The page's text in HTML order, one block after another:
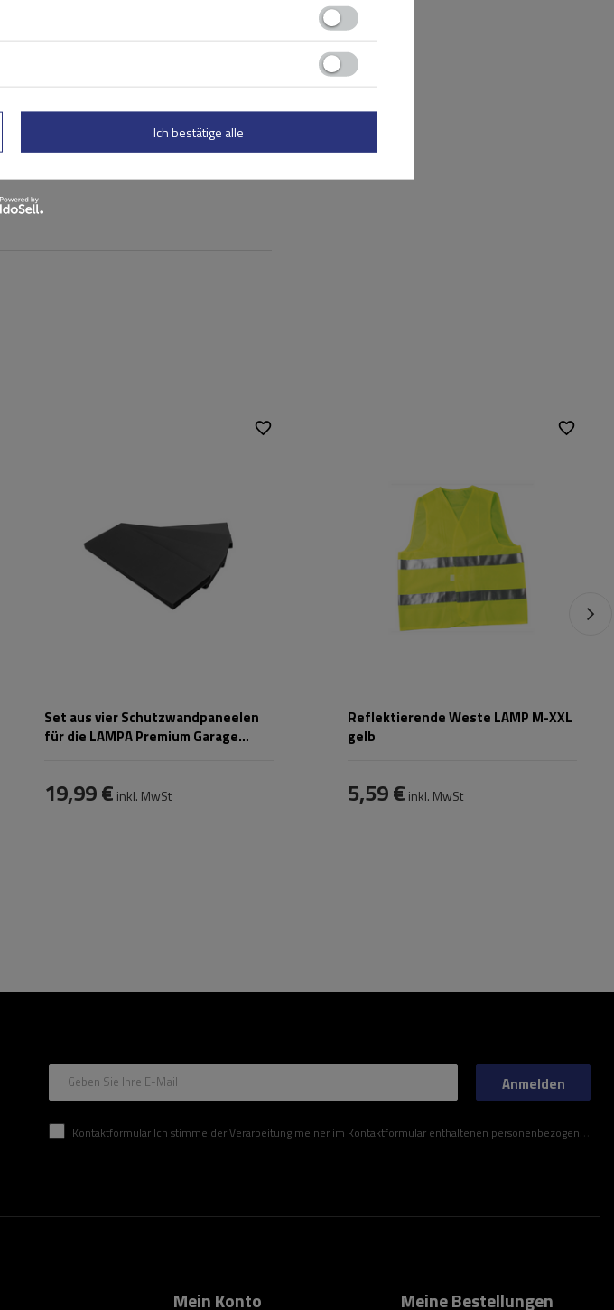
Set aus vier Schutzwandpaneelen
für die LAMPA Premium Garage
19,99 € inkl. MwSt
Reflektierende Weste LAMP M-XXL
gelb
5,59 € inkl. MwSt
Geben Sie Ihre E-Mail
Kontaktformular Ich stimme der Verarbeitung meiner im Kontaktformular enthaltenen personenbezogenen Daten gemäß der Verordnung (EU) des Europäischen Parlaments und des Rates zu.
Anmelden
Mein Konto Meine Bestellungen
Ich bestätige alle